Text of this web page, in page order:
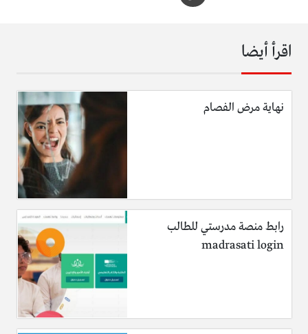
اقرأ أيضا
نهاية مرض الفصام
رابط منصة مدرستي للطالب
madrasati login